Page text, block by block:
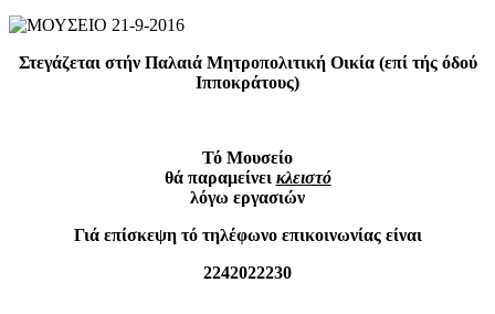
Στεγάζεται στήν Παλαιά Μητροπολιτική Οικία (επί τής όδού
Ιπποκράτους)
Τό Μουσείο
θά παραμείνει κλειστό
λόγω εργασιών
Γιά επίσκεψη τό τηλέφωνο επικοινωνίας είναι
2242022230